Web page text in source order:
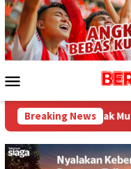
Loncat
ke
konten
Mobile
Breaking News
Rp484 Miliar tak Muncul